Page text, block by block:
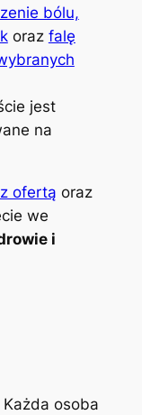
bólu,
oraz falę
jest
na
ofertą oraz
we
i
Każda osoba